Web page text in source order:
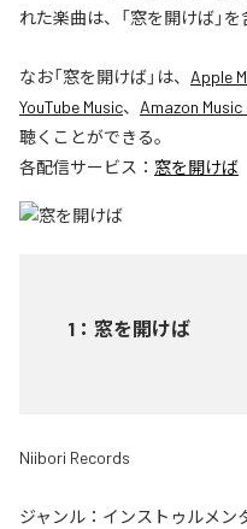
れた楽曲は、「窓を開けば」
なお「窓を開けば」は、 Apple
YouTube Music、 Amazon
聴くことができる。
各配信サービス： 窓を開けば
1 ： 窓を開けば
Niibori Records
ジャンル： インストゥルメン